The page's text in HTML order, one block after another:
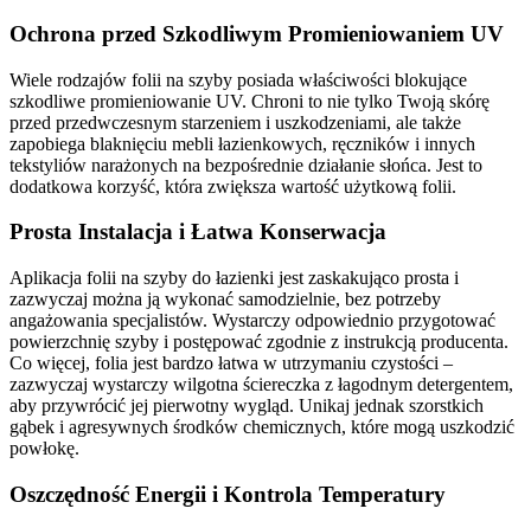
Ochrona przed Szkodliwym Promieniowaniem UV
Wiele rodzajów folii na szyby posiada właściwości blokujące
szkodliwe promieniowanie UV. Chroni to nie tylko Twoją skórę
przed przedwczesnym starzeniem i uszkodzeniami, ale także
zapobiega blaknięciu mebli łazienkowych, ręczników i innych
tekstyliów narażonych na bezpośrednie działanie słońca. Jest to
dodatkowa korzyść, która zwiększa wartość użytkową folii.
Prosta Instalacja i Łatwa Konserwacja
Aplikacja folii na szyby do łazienki jest zaskakująco prosta i
zazwyczaj można ją wykonać samodzielnie, bez potrzeby
angażowania specjalistów. Wystarczy odpowiednio przygotować
powierzchnię szyby i postępować zgodnie z instrukcją producenta.
Co więcej, folia jest bardzo łatwa w utrzymaniu czystości –
zazwyczaj wystarczy wilgotna ściereczka z łagodnym detergentem,
aby przywrócić jej pierwotny wygląd. Unikaj jednak szorstkich
gąbek i agresywnych środków chemicznych, które mogą uszkodzić
powłokę.
Oszczędność Energii i Kontrola Temperatury